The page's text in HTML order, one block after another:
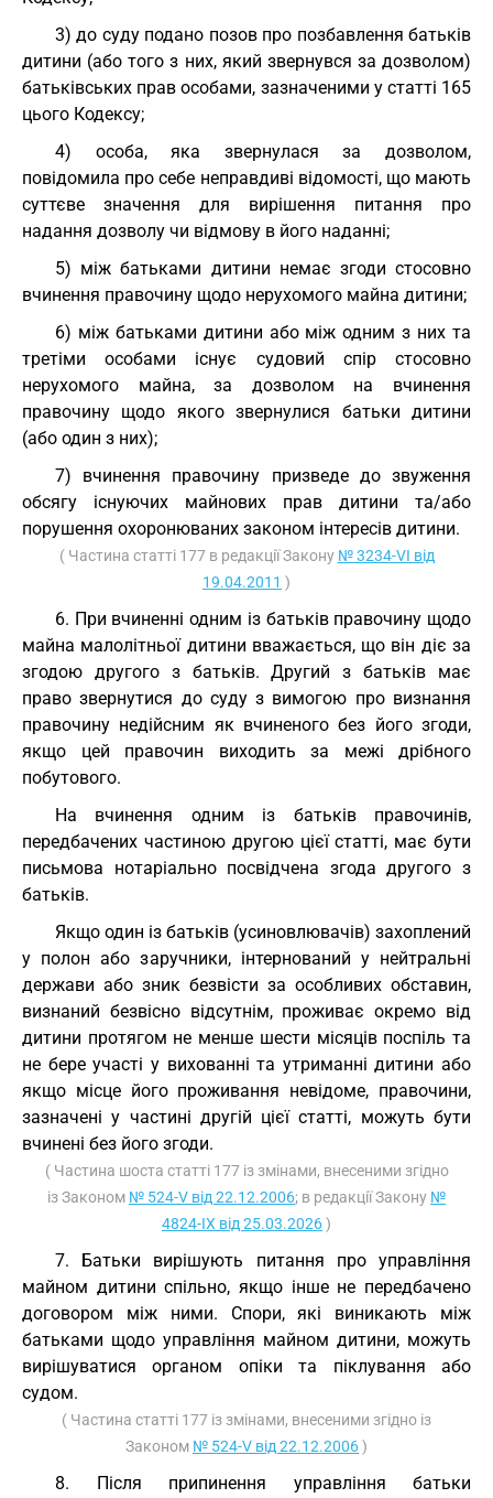
3) до суду подано позов про позбавлення батьків
дитини (або того з них, який звернувся за дозволом)
батьківських прав особами, зазначеними у статті 165
цього Кодексу;
4) особа, яка звернулася за дозволом,
повідомила про себе неправдиві відомості, що мають
суттєве значення для вирішення питання про
надання дозволу чи відмову в його наданні;
5) між батьками дитини немає згоди стосовно
вчинення правочину щодо нерухомого майна дитини;
6) між батьками дитини або між одним з них та
третіми особами існує судовий спір стосовно
нерухомого майна, за дозволом на вчинення
правочину щодо якого звернулися батьки дитини
(або один з них);
7) вчинення правочину призведе до звуження
обсягу існуючих майнових прав дитини та/або
порушення охоронюваних законом інтересів дитини.
( Частина статті 177 в редакції Закону № 3234-VI від
19.04.2011 )
6. При вчиненні одним із батьків правочину щодо
майна малолітньої дитини вважається, що він діє за
згодою другого з батьків. Другий з батьків має
право звернутися до суду з вимогою про визнання
правочину недійсним як вчиненого без його згоди,
якщо цей правочин виходить за межі дрібного
побутового.
На вчинення одним із батьків правочинів,
передбачених частиною другою цієї статті, має бути
письмова нотаріально посвідчена згода другого з
батьків.
Якщо один із батьків (усиновлювачів) захоплений
у полон або заручники, інтернований у нейтральні
держави або зник безвісти за особливих обставин,
визнаний безвісно відсутнім, проживає окремо від
дитини протягом не менше шести місяців поспіль та
не бере участі у вихованні та утриманні дитини або
якщо місце його проживання невідоме, правочини,
зазначені у частині другій цієї статті, можуть бути
вчинені без його згоди.
( Частина шоста статті 177 із змінами, внесеними згідно
із Законом № 524-V від 22.12.2006; в редакції Закону №
4824-IX від 25.03.2026)
7. Батьки вирішують питання про управління
майном дитини спільно, якщо інше не передбачено
договором між ними. Спори, які виникають між
батьками щодо управління майном дитини, можуть
вирішуватися органом опіки та піклування або
судом.
( Частина статті 177 із змінами, внесеними згідно із
Законом № 524-V від 22.12.2006)
8. Після припинення управління батьки